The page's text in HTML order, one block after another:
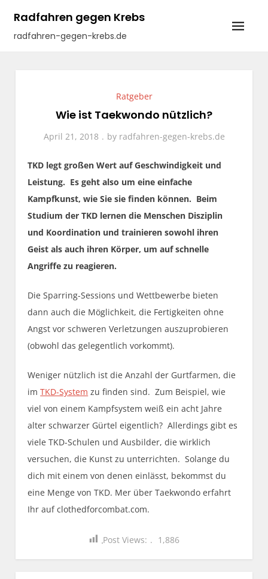
content
Radfahren gegen Krebs
radfahren-gegen-krebs.de
Ratgeber
Wie ist Taekwondo nützlich?
April 21, 2018 by radfahren-gegen-krebs.de
TKD legt großen Wert auf Geschwindigkeit und
Leistung. Es geht also um eine einfache
Kampfkunst, wie Sie sie finden können. Beim
Studium der TKD lernen die Menschen Disziplin
und Koordination und trainieren sowohl ihren
Geist als auch ihren Körper, um auf schnelle
Angriffe zu reagieren.
Die Sparring-Sessions und Wettbewerbe bieten
dann auch die Möglichkeit, die Fertigkeiten ohne
Angst vor schweren Verletzungen auszuprobieren
(obwohl das gelegentlich vorkommt).
Weniger nützlich ist die Anzahl der Gurtfarmen, die
imTKD-System zu finden sind. Zum Beispiel, wie
viel von einem Kampfsystem weiß ein acht Jahre
alter schwarzer Gürtel eigentlich? Allerdings gibt es
viele TKD-Schulen und Ausbilder, die wirklich
versuchen, die Kunst zu unterrichten. Solange du
dich mit einem von denen einlässt, bekommst du
eine Menge von TKD. Mer über Taekwondo erfahrt
Ihr auf clothedforcombat.com.
Post Views: 1,886